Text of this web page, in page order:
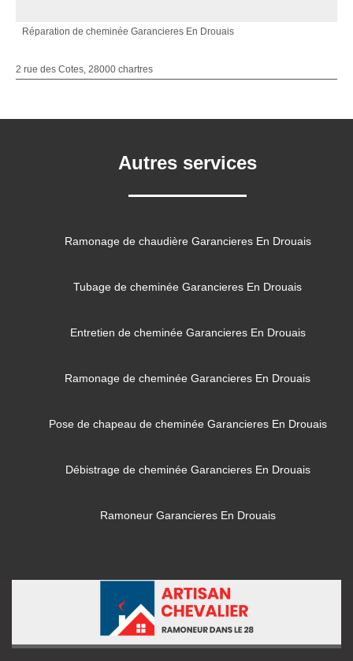
Réparation de cheminée Garancieres En Drouais
2 rue des Cotes, 28000 chartres
Autres services
Ramonage de chaudière Garancieres En Drouais
Tubage de cheminée Garancieres En Drouais
Entretien de cheminée Garancieres En Drouais
Ramonage de cheminée Garancieres En Drouais
Pose de chapeau de cheminée Garancieres En Drouais
Débistrage de cheminée Garancieres En Drouais
Ramoneur Garancieres En Drouais